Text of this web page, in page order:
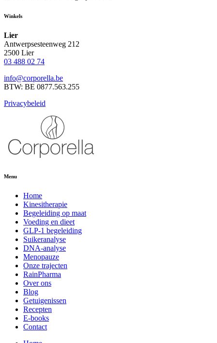
Winkels
Lier
Antwerpsesteenweg 212
2500 Lier
03 488 02 74
info@corporella.be
BTW: BE 0877.563.255
Privacybeleid
Menu
Home
Kinesitherapie
Begeleiding op maat
Voeding en dieet
GLP-1 begeleiding
Suikeranalyse
DNA-analyse
Menopauze
Onze trajecten
RainPharma
Over ons
Blog
Getuigenissen
Recepten
E-books
Contact